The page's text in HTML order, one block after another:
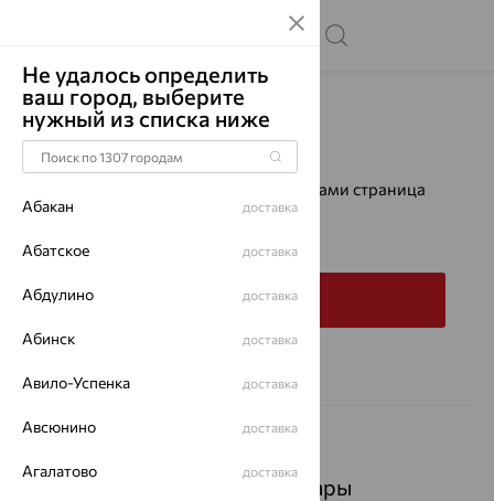
Главная Каталог
Ошибка 404
К сожалению, запрашиваемая вами страница
не найдена.
На главную
Популярные товары
Не удалось определить
ваш город, выберите
нужный из списка ниже
Абакан доставка
Абатское доставка
Абдулино доставка
Абинск доставка
Авило-Успенка доставка
Авсюнино доставка
Агалатово доставка